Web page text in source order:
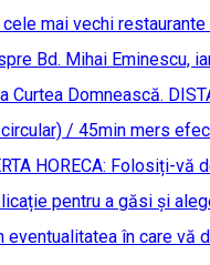
mai vechi restaurante
Bd. Mihai Eminescu,
Curtea Domnească.
/ 45min mers
HORECA: Folosiți-vă
pentru a găsi și
eventualitatea în care vă